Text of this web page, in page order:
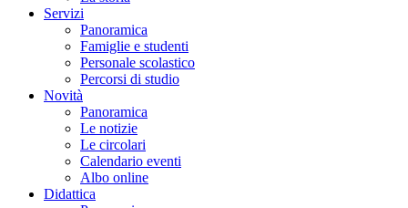
Servizi
Panoramica
Famiglie e studenti
Personale scolastico
Percorsi di studio
Novità
Panoramica
Le notizie
Le circolari
Calendario eventi
Albo online
Didattica